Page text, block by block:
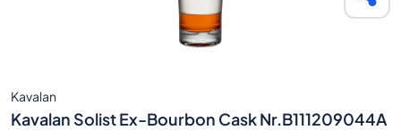
Kavalan
Kavalan Solist Ex-Bourbon Cask Nr.B111209044A